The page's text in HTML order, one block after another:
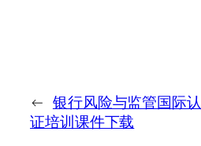
← 银行风险与监管国际认
证培训课件下载